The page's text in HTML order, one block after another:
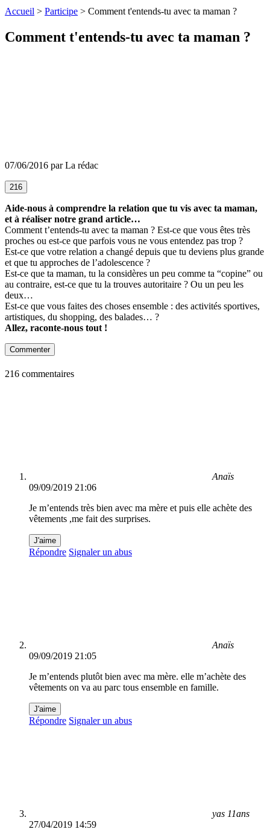
Accueil > Participe > Comment t'entends-tu avec ta maman ?
Comment t'entends-tu avec ta maman ?
07/06/2016 par La rédac
216
Aide-nous à comprendre la relation que tu vis avec ta maman,
et à réaliser notre grand article…
Comment t’entends-tu avec ta maman ? Est-ce que vous êtes très
proches ou est-ce que parfois vous ne vous entendez pas trop ?
Est-ce que votre relation a changé depuis que tu deviens plus grande
et que tu approches de l’adolescence ?
Est-ce que ta maman, tu la considères un peu comme ta “copine” ou
au contraire, est-ce que tu la trouves autoritaire ? Ou un peu les
deux…
Est-ce que vous faites des choses ensemble : des activités sportives,
artistiques, du shopping, des balades… ?
Allez, raconte-nous tout !
Commenter
216 commentaires
Anaïs
09/09/2019 21:06
Je m’entends très bien avec ma mère et puis elle achète des
vêtements ,me fait des surprises.
J'aime
Répondre Signaler un abus
Anaïs
09/09/2019 21:05
Je m’entends plutôt bien avec ma mère. elle m’achète des
vêtements on va au parc tous ensemble en famille.
J'aime
Répondre Signaler un abus
yas 11ans
27/04/2019 14:59